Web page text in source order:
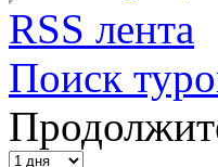
RSS лента
Поиск